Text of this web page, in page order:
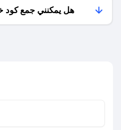
هل يمكنني جمع كود